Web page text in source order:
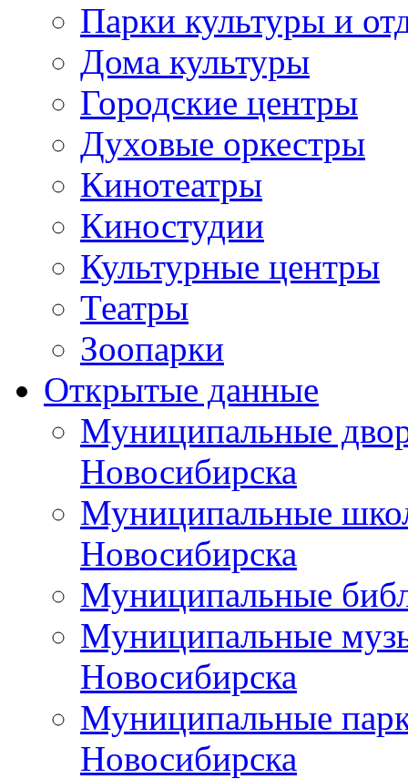
Парки культуры и
Дома культуры
Городские центры
Духовые оркестры
Кинотеатры
Киностудии
Культурные центры
Театры
Зоопарки
Открытые данные
Муниципальные
Новосибирска
Муниципальные
Новосибирска
Муниципальные
Муниципальные
Новосибирска
Муниципальные
Новосибирска